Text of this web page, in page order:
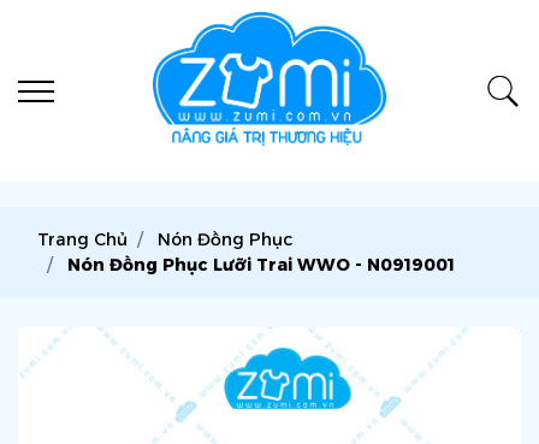
Trang Chủ
Nón Đồng Phục
Nón Đồng Phục Lưỡi Trai WWO - N0919001